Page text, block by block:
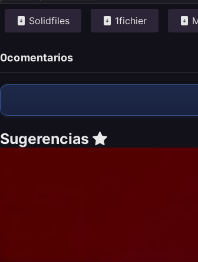
Solidfiles 1fichier
0comentarios
Sugerencias